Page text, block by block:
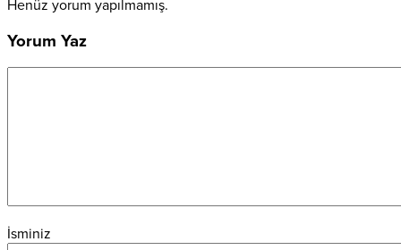
Henüz yorum yapılmamış.
Yorum Yaz
İsminiz